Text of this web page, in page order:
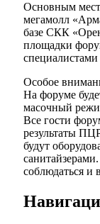
Основным
мегамолл
базе СКК
площадки
специалистами
Особое
На форуме
масочный
Все гости
результаты
будут
соблюдаться и